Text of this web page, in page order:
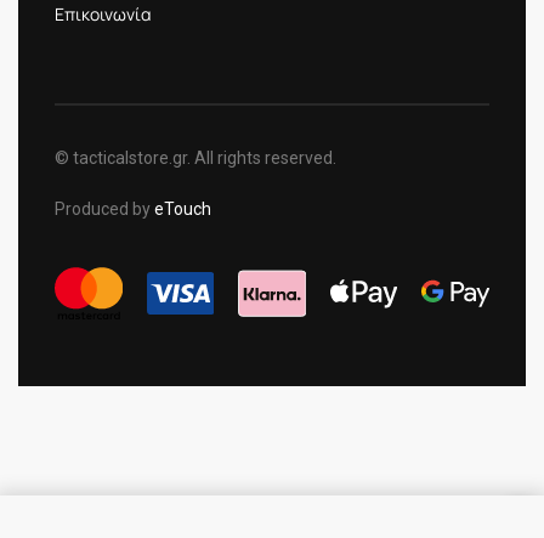
Επικοινωνία
© tacticalstore.gr. All rights reserved.
Produced byeTouch